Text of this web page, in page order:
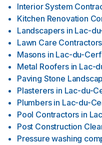
Interior System
Kitchen Renovation
Landscapers in Lac-
Lawn Care Contractors
Masons in Lac-du-Cerf
Metal Roofers in Lac-
Paving Stone
Plasterers in Lac-du-
Plumbers in Lac-du-
Pool Contractors in
Post Construction
Pressure washing